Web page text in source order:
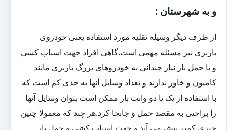
و به شهرستان :
از طرف دیگر وسیله نقلیه مورد استفاده یعنی خودروی
باربری نیز مسئله مهمی است.گاهی افراد جهت اسباب کشی
و یا حمل بار نیاز چندانی به خودروهای بزرگ باربری مانند
کامیون و خاور ندارند و تعداد وسایل آنها به حدی کم است که
با استفاده از یک یا دو وانت بار ممکن است بتوان وسایل آنها
را براحتی به مقصد حمل و جابجا کرد.هر چند که معمولا چنین